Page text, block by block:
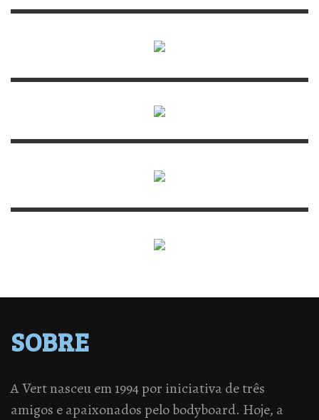
SOBRE
A Vert nasceu em 1994 por iniciativa de três
amigos e apaixonados pelo bodyboard. Hoje, a